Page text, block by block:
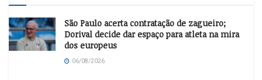
São Paulo acerta contratação de zagueiro;
Dorival decide dar espaço para atleta na mira
dos europeus
06/08/2026